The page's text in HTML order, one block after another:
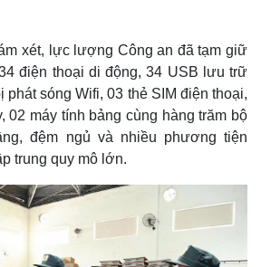
xét, lực lượng Công an đã tạm giữ
điện thoại di động, 34 USB lưu trữ
phát sóng Wifi, 03 thẻ SIM điện thoại,
02 máy tính bảng cùng hàng trăm bộ
đệm ngủ và nhiều phương tiện
trung quy mô lớn.